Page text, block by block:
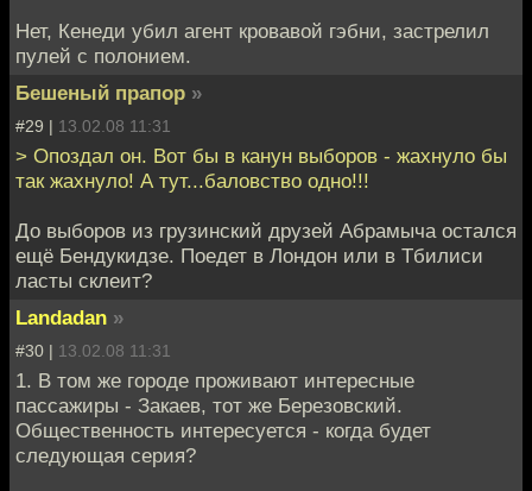
Нет, Кенеди убил агент кровавой гэбни, застрелил
пулей с полонием.
Бешеный прапор »
#29 | 13.02.08 11:31
> Опоздал он. Вот бы в канун выборов - жахнуло бы
так жахнуло! А тут...баловство одно!!!
До выборов из грузинский друзей Абрамыча остался
ещё Бендукидзе. Поедет в Лондон или в Тбилиси
ласты склеит?
Landadan »
#30 | 13.02.08 11:31
1. В том же городе проживают интересные
пассажиры - Закаев, тот же Березовский.
Общественность интересуется - когда будет
следующая серия?